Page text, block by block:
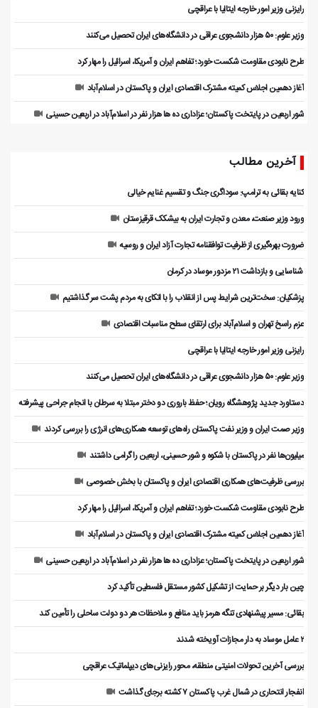
رایزنی وزیر امور خارجه ایتالیا با عراقچی
وزیر علوم: ۵۰ هزار دانشجوی عراقی در دانشگاه‌های ایران تحصیل می‌کنند
طرح نابودی مقاومت شکست خورد؛ تفاهم ایران و آمریکا، اسرائیل را مهار کرد
آغاز دهمین اجلاس کمیته مشترک اقتصادی ایران و پاکستان در اسلام‌آباد
شور اربعین در پایتخت پاکستان؛ عزاداری ده ها هزار نفر در اسلام‌آباد در اربعین حسینی
آخرین مطالب
کنایه بقائی به ترامپ: سوداگری جنگ و تقسیم غنایم خیالی
ورود وزیر صنعت، معدن و تجارت ایران به بیشکک قرقیزستان
ضرورت بهره‌گیری از ظرفیت توافقنامه تجارت آزاد ایران و روسیه
️ شناسایی و بازداشت ۲۱ مزدور موساد در کرمان
پزشکیان: سخت‌ترین شرایط پس از انقلاب را با اتکای به مردم پشت سر گذاشتیم
عزم راسخ تهران و اسلام‌آباد برای ارتقای سطح مناسبات اقتصادی
رایزنی وزیر امور خارجه ایتالیا با عراقچی
وزیر علوم: ۵۰ هزار دانشجوی عراقی در دانشگاه‌های ایران تحصیل می‌کنند
دستاورد جدید پژوهشگاه رویان؛ حفظ باروری دو دختر مبتلا به سرطان با انجام جراحی پیشرفته
وزیر صمت ایران و وزیر نفت پاکستان راه‌های توسعه همکاری‌های انرژی را بررسی کردند
میلیون‌ها نفر در پاکستان با شکوه و شور حسینی، اربعین را گرامی داشتند
بررسی ظرفیت‌های همکاری اقتصادی ایران و پاکستان با بخش خصوصی
طرح نابودی مقاومت شکست خورد؛ تفاهم ایران و آمریکا، اسرائیل را مهار کرد
آغاز دهمین اجلاس کمیته مشترک اقتصادی ایران و پاکستان در اسلام‌آباد
شور اربعین در پایتخت پاکستان؛ عزاداری ده ها هزار نفر در اسلام‌آباد در اربعین حسینی
چین بار دیگر بر حمایت از تشکیل کشور مستقل فلسطین تأکید کرد
بقائی: مسیر پیشنهادی تنگه هرمز باید منافع و ملاحظات هر دو دولت ساحلی را تأمین کند
۲ عامل موساد به دار مجازات آویخته شدند
بررسی آخرین تحولات امنیتی منطقه، محور رایزنی‌های دیپلماتیک عراقچی
انفجار انتحاری در شمال غرب پاکستان ۷ کشته برجای گذاشت